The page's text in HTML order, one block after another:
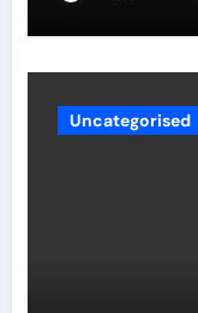
Uncategorised